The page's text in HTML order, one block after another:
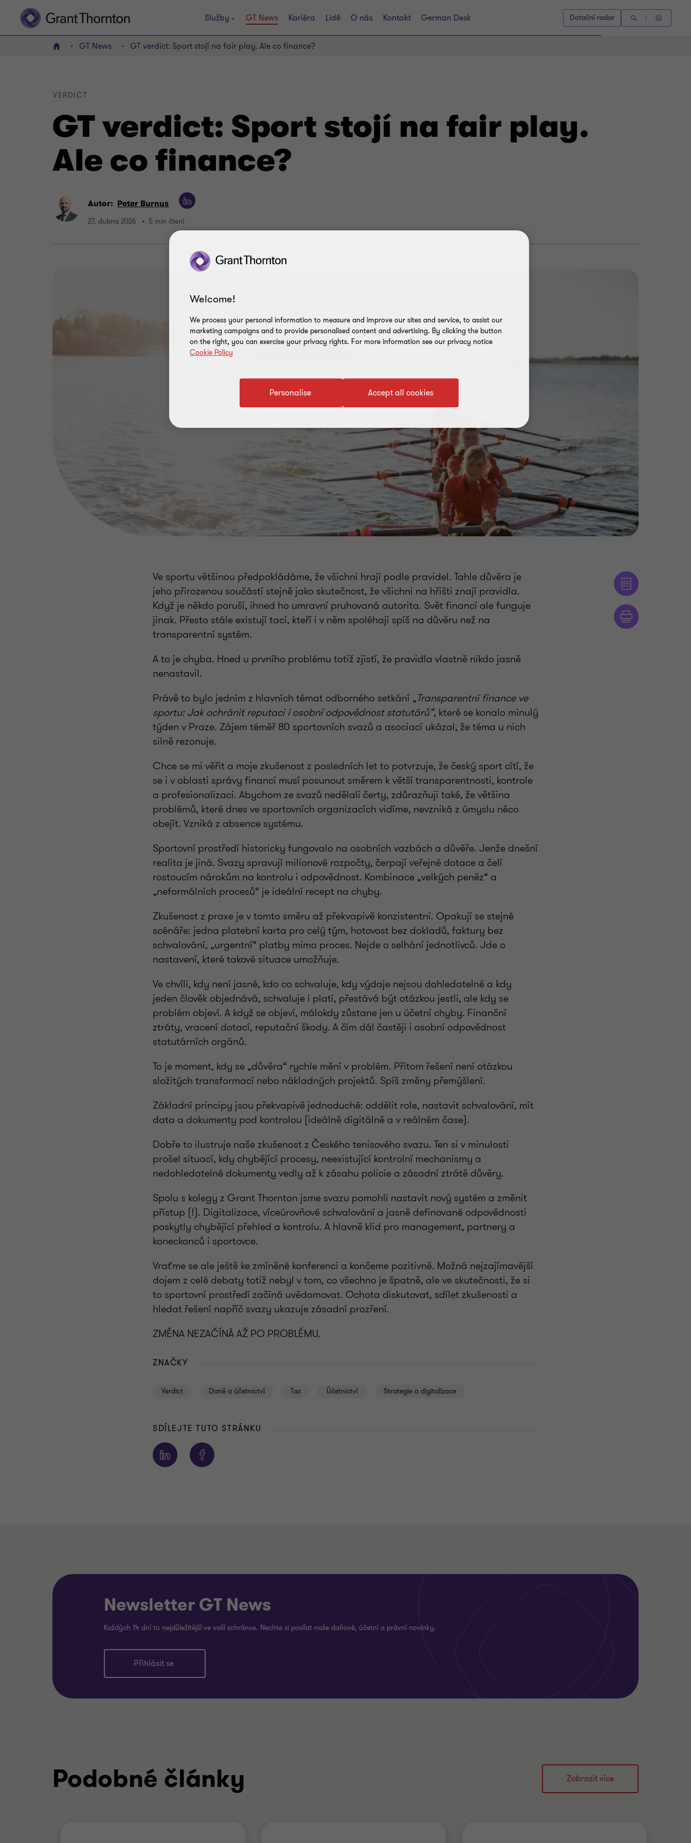
Služby GT News Kariéra Lidé O nás Kontakt German Desk Dotační radar
Domov GT News GT verdict: Sport stojí na fair play. Ale co finance?
GT verdict: Sport stojí na fair play.
Ale co finance?
VERDICT
Autor: Peter Burnus
27. dubna 2026 5 min čtení
Ve sportu většinou předpokládáme, že všichni hrají podle pravidel. Tahle důvěra je
jeho přirozenou součástí stejně jako skutečnost, že všichni na hřišti znají pravidla.
Když je někdo poruší, ihned ho umravní pruhovaná autorita. Svět financí ale funguje
jinak. Přesto stále existují tací, kteří i v něm spoléhají spíš na důvěru než na
transparentní systém.
A to je chyba. Hned u prvního problému totiž zjistí, že pravidla vlastně nikdo jasně
nenastavil.
Právě to bylo jedním z hlavních témat odborného setkání „Transparentní finance ve
sportu: Jak ochránit reputaci i osobní odpovědnost statutárů“, které se konalo minulý
týden v Praze. Zájem téměř 80 sportovních svazů a asociací ukázal, že téma u nich
silně rezonuje.
Chce se mi věřit a moje zkušenost z posledních let to potvrzuje, že český sport cítí, že
se i v oblasti správy financí musí posunout směrem k větší transparentnosti, kontrole
a profesionalizaci. Abychom ze svazů nedělali čerty, zdůrazňuji také, že většina
problémů, které dnes ve sportovních organizacích vidíme, nevzniká z úmyslu něco
obejít. Vzniká z absence systému.
Sportovní prostředí historicky fungovalo na osobních vazbách a důvěře. Jenže dnešní
realita je jiná. Svazy spravují milionové rozpočty, čerpají veřejné dotace a čelí
rostoucím nárokům na kontrolu i odpovědnost. Kombinace „velkých peněz“ a
„neformálních procesů“ je ideální recept na chyby.
Zkušenost z praxe je v tomto směru až překvapivě konzistentní. Opakují se stejné
scénáře: jedna platební karta pro celý tým, hotovost bez dokladů, faktury bez
schvalování, „urgentní“ platby mimo proces. Nejde o selhání jednotlivců. Jde o
nastavení, které takové situace umožňuje.
Ve chvíli, kdy není jasné, kdo co schvaluje, kdy výdaje nejsou dohledatelné a kdy
jeden člověk objednává, schvaluje i platí, přestává být otázkou jestli, ale kdy se
problém objeví. A když se objeví, málokdy zůstane jen u účetní chyby. Finanční
ztráty, vracení dotací, reputační škody. A čím dál častěji i osobní odpovědnost
statutárních orgánů.
To je moment, kdy se „důvěra“ rychle mění v problém. Přitom řešení není otázkou
složitých transformací nebo nákladných projektů. Spíš změny přemýšlení.
Základní principy jsou překvapivě jednoduché: oddělit role, nastavit schvalování, mít
data a dokumenty pod kontrolou (ideálně digitálně a v reálném čase).
Dobře to ilustruje naše zkušenost z Českého tenisového svazu. Ten si v minulosti
prošel situací, kdy chybějící procesy, neexistující kontrolní mechanismy a
nedohledatelné dokumenty vedly až k zásahu policie a zásadní ztrátě důvěry.
Spolu s kolegy z Grant Thornton jsme svazu pomohli nastavit nový systém a změnit
přístup (!). Digitalizace, víceúrovňové schvalování a jasně definované odpovědnosti
poskytly chybějící přehled a kontrolu. A hlavně klid pro management, partnery a
koneckonců i sportovce.
Vraťme se ale ještě ke zmíněné konferenci a končeme pozitivně. Možná nejzajímavější
dojem z celé debaty totiž nebyl v tom, co všechno je špatně, ale ve skutečnosti, že si
to sportovní prostředí začíná uvědomovat. Ochota diskutovat, sdílet zkušenosti a
hledat řešení napříč svazy ukazuje zásadní prozření.
ZMĚNA NEZAČÍNÁ AŽ PO PROBLÉMU.
ZNAČKY
Verdict Daně a účetnictví Tax Účetnictví Strategie a digitalizace
SDÍLEJTE TUTO STRÁNKU
Newsletter GT News
Každých 14 dní to nejdůležitější ve vaší schránce. Nechte si posílat naše daňové, účetní a právní novinky.
Přihlásit se
Podobné články Zobrazit více
Welcome!
We process your personal information to measure and improve our sites and service, to assist our
marketing campaigns and to provide personalised content and advertising. By clicking the button
on the right, you can exercise your privacy rights. For more information see our privacy notice
Cookie Policy
Accept all cookies
Personalise